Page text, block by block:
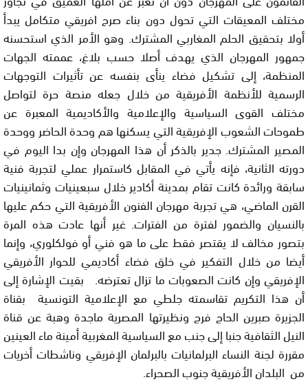
مختلف المعيقات التي تحول دون بناء صرح افريقي متكامل يبدأ
أولا بتحقيق الحلم المغاربي المشترك. وهو الأمر الذي استحسنه
جمهور المهرجان الذي يهدف أصلا حسب بلاغ، عممته الجهات
المنظمة، إلى تشكيل فضاء ينأى بنفسه عن تأثيرات التوجهات
الرسمية للأنظمة الأفريقية من خلال جعله منصة حرة لتواصل
مختلف القوى السياسية والإعلامية والأكاديمية المعبرة عن
طموحات الشعوب الإفريقية التي يسكنها هم وحدة الحاضر ووحدة
المصير المشترك. جدير بالذكر أن هذا المهرجان وإن بدا اليوم في
دورته الثانية، فإنه يأتي في المقابل كاستمرار عملي لتجربة فنية
سابقة ورائدة كانت تقام بمدينة أكادير خلال سبعينيات وثمانينيات
القرن الماضي، هي تجربة مهرجان الفنون الأفريقية التي حكم عليها
بالنسيان والضمور لفترة من الفترات. غير أنها عادت هذه المرة
بتصور مخالف لا يقتصر فقط على ما هو فني أو فولكلوري، وإنما
أيضا من خلال التفكير في خلق فضاء أكاديمي للحوار الأفريقي
الإفريقي وإن كانت الصعوبات ما تزال تعترضه. بقيت الإشارة إلى
أن هذا التكريم تقاسمته جلطي مع الإعلامية التونسية بقناة
الجزيرة صبرين الحاج فرج ونظيرتها المصرية ماجدة وهبة عن قناة
النيل الثقافية جنبا إلى جنب مع السياسية المغربية أمينة ماء العينين
مقررة لجنة النساء البرلمانيات بالبرلمان الإفريقي وناشطات أخريات
من البلدان الأفريقية جنوب الصحراء.